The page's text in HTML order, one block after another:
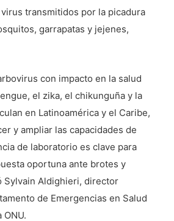
transmitidos por la picadura
garrapatas y jejenes,
con impacto en la salud
el zika, el chikunguña y la
en Latinoamérica y el Caribe,
y ampliar las capacidades de
de laboratorio es clave para
oportuna ante brotes y
Sylvain Aldighieri, director
de Emergencias en Salud
ONU.